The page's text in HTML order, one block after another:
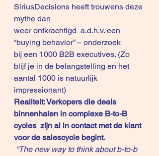
SiriusDecisions heeft trouwens deze
mythe dan
weer ontkrachtigd  a.d.h.v. een
“buying behavior” – onderzoek
bij een 1000 B2B executives. (Zo
blijf je in de belangstelling en het
aantal 1000 is natuurlijk
impressionant)
Realiteit: Verkopers die deals
binnenhalen in complexe B-to-B
cycles  zijn al in contact met de klant
voor de salescycle begint.
“The new way to think about b-to-b